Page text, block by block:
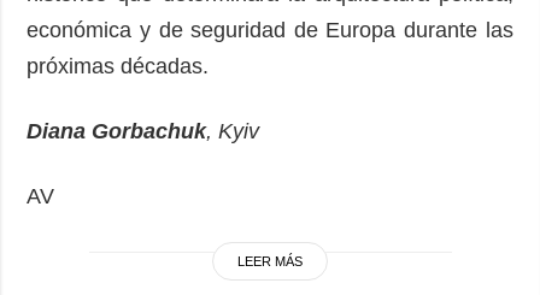
económica y de seguridad de Europa durante las
próximas décadas.
Diana Gorbachuk, Kyiv
AV
LEER MÁS